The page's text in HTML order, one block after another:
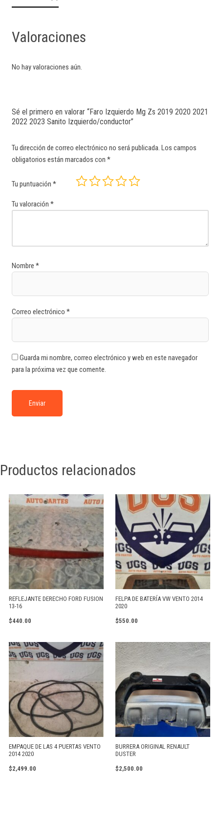
Valoraciones
No hay valoraciones aún.
Sé el primero en valorar “Faro Izquierdo Mg Zs 2019 2020 2021
2022 2023 Sanito Izquierdo/conductor”
Tu dirección de correo electrónico no será publicada. Los campos
obligatorios están marcados con *
Tu puntuación *
Tu valoración *
Nombre *
Correo electrónico *
Guarda mi nombre, correo electrónico y web en este navegador
para la próxima vez que comente.
Productos relacionados
REFLEJANTE DERECHO FORD FUSION
13-16
$440.00
FELPA DE BATERÍA VW VENTO 2014
2020
$550.00
EMPAQUE DE LAS 4 PUERTAS VENTO
2014 2020
$2,499.00
BURRERA ORIGINAL RENAULT
DUSTER
$2,500.00